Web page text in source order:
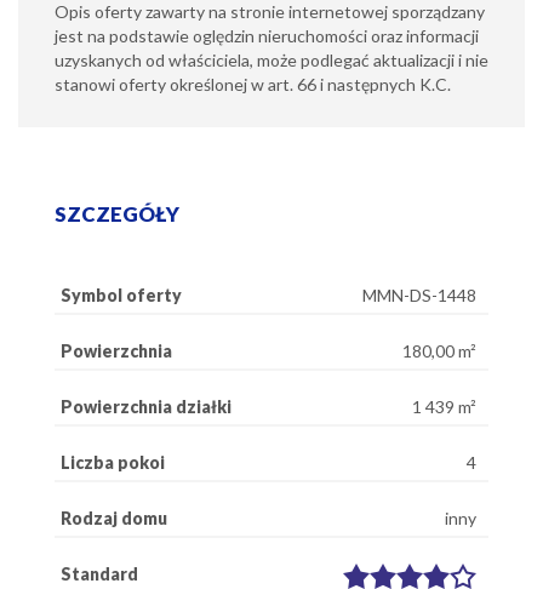
Opis oferty zawarty na stronie internetowej sporządzany
jest na podstawie oględzin nieruchomości oraz informacji
uzyskanych od właściciela, może podlegać aktualizacji i nie
stanowi oferty określonej w art. 66 i następnych K.C.
SZCZEGÓŁY
Symbol oferty MMN-DS-1448
Powierzchnia 180,00 m²
Powierzchnia działki 1 439 m²
Liczba pokoi 4
Rodzaj domu inny
Standard